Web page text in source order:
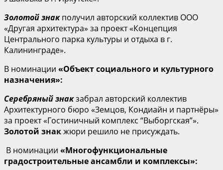
Золотой знакполучил авторский коллектив ООО
«Другая архитектура» за проект «Концепция
Центрального парка культуры и отдыха в г.
Калининграде».
В номинации «Объект социального и культурного
назначения»:
Серебряный знакзабрал авторский коллектив
Архитектурного бюро «Земцов, Кондиайн и партнёры»
за проект «Гостиничный комплекс “Выборгская”».
Золотой знакжюри решило не присуждать.
В номинации «Многофункциональные
градостроительные ансамбли и комплексы»: